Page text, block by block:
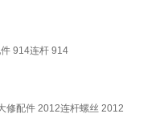
914连杆 914
修配件 2012连杆螺丝 2012